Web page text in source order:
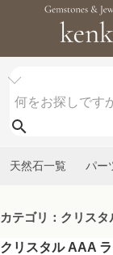
天然石一覧 パー
カテゴリ：クリスタ
クリスタル AAA